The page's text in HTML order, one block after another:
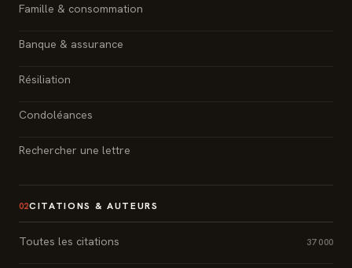
Famille & consommation
Banque & assurance
Résiliation
Condoléances
Rechercher une lettre
02CITATIONS & AUTEURS
Toutes les citations 37 000